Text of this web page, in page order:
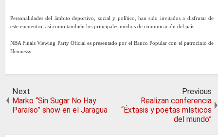
Personalidades del ámbito deportivo, social y político, han sido invitados a disfrutar de
este encuentro, así como también los principales medios de comunicación del país.
NBA Finals Viewing Party Oficial es presentado por el Banco Popular con el patrocinio de
Hennessy.
Next
Marko “Sin Sugar No Hay
Paraíso” show en el Jaragua
Previous
Realizan conferencia
“Éxtasis y poetas místicos
del mundo”